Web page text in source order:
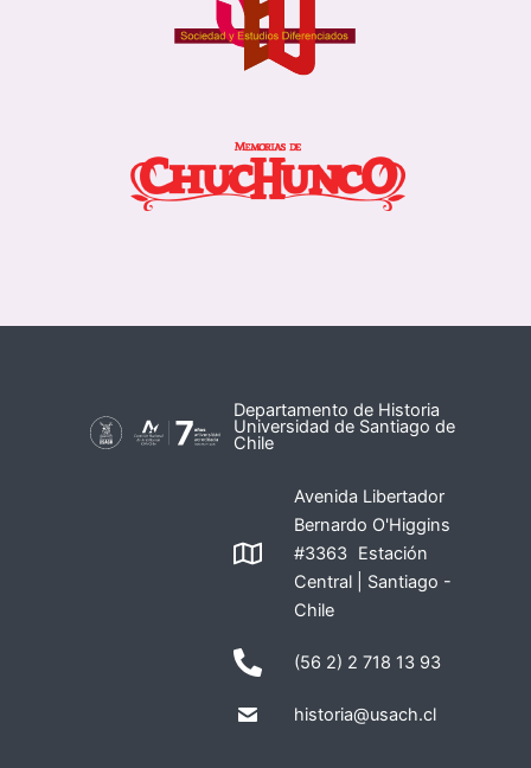
Departamento de Historia
Universidad de Santiago de
Chile
Avenida Libertador
Bernardo O'Higgins
#3363 Estación
Central | Santiago -
Chile
(56 2) 2 718 13 93
historia@usach.cl